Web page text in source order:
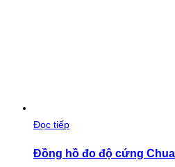
Đọc tiếp
Đồng hồ đo độ cứng